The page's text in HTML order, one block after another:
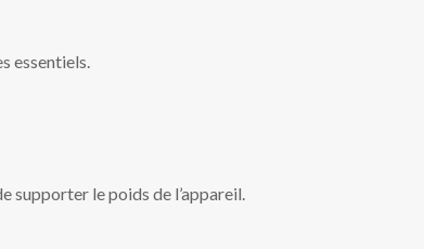
essentiels.
supporter le poids de l’appareil.